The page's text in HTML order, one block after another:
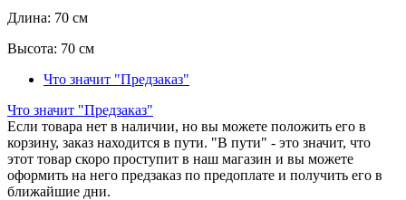
Длина: 70 см
Высота: 70 см
Что значит "Предзаказ"
Что значит "Предзаказ"
Если товара нет в наличии, но вы можете положить его в
корзину, заказ находится в пути. "В пути" - это значит, что
этот товар скоро проступит в наш магазин и вы можете
оформить на него предзаказ по предоплате и получить его в
ближайшие дни.